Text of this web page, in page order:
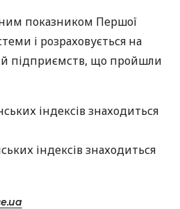
показником Першої
і розраховується на
підприємств, що пройшли
індексів знаходиться
індексів знаходиться